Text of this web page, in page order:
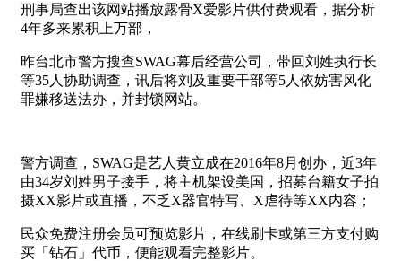
刑事局查出该网站播放露骨X爱影片供付费观看，据分析
4年多来累积上万部，
昨台北市警方搜查SWAG幕后经营公司，带回刘姓执行长
等35人协助调查，讯后将刘及重要干部等5人依妨害风化
罪嫌移送法办，并封锁网站。
警方调查，SWAG是艺人黄立成在2016年8月创办，近3年
由34岁刘姓男子接手，将主机架设美国，招募台籍女子拍
摄XX影片或直播，不乏X器官特写、X虐待等XX内容；
民众免费注册会员可预览影片，在线刷卡或第三方支付购
买「钻石」代币，便能观看完整影片。